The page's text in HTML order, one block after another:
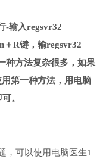
-输入regsvr32
＋R键，输regsvr32
种方法复杂很多，如果
第一种方法，用电脑
。
，可以使用电脑医生1